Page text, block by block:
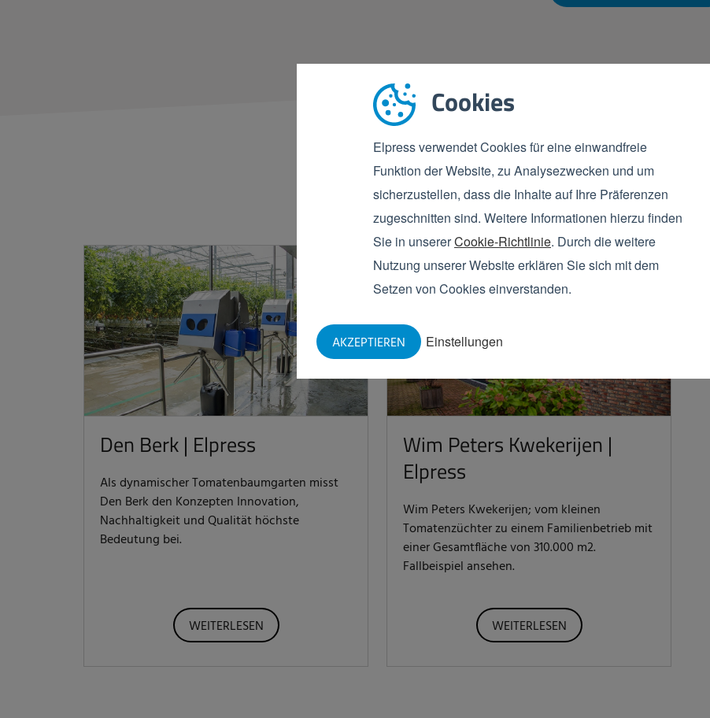
Cookies
Elpress verwendet Cookies für eine einwandfreie
Funktion der Website, zu Analysezwecken und um
sicherzustellen, dass die Inhalte auf Ihre Präferenzen
zugeschnitten sind. Weitere Informationen hierzu finden
Sie in unsererCookie-Richtlinie. Durch die weitere
Nutzung unserer Website erklären Sie sich mit dem
Setzen von Cookies einverstanden.
Einstellungen
AKZEPTIEREN
REFERENZENIM GARTENBAU
Den Berk | Elpress
Als dynamischer Tomatenbaumgarten misst
Den Berk den Konzepten Innovation,
Nachhaltigkeit und Qualität höchste
Bedeutung bei.
WEITERLESEN
Wim Peters Kwekerijen |
Elpress
Wim Peters Kwekerijen; vom kleinen
Tomatenzüchter zu einem Familienbetrieb mit
einer Gesamtfläche von 310.000 m2.
Fallbeispiel ansehen.
WEITERLESEN